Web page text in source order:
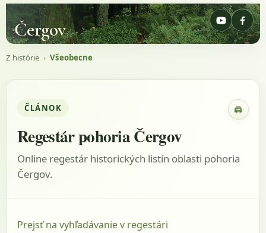
Čergov
Z histórie › Všeobecne
ČLÁNOK 🖨
Regestár pohoria Čergov
Online regestár historických listín oblasti pohoria
Čergov.
Prejsť na vyhľadávanie v regestári